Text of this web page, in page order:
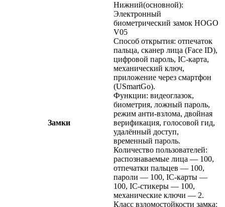
Замки
Нижний(основной):
Электронный
биометрический замок HOGO
V05
Способ открытия: отпечаток
пальца, сканер лица (Face ID),
цифровой пароль, IC-карта,
механический ключ,
приложение через смартфон
(USmartGo).
Функции: видеоглазок,
биометрия, ложный пароль,
режим анти-взлома, двойная
верификация, голосовой гид,
удалённый доступ,
временный пароль.
Количество пользователей:
распознаваемые лица — 100,
отпечатки пальцев — 100,
пароли — 100, IC-карты —
100, IC-стикеры — 100,
механические ключи — 2.
Класс взломостойкости замка: